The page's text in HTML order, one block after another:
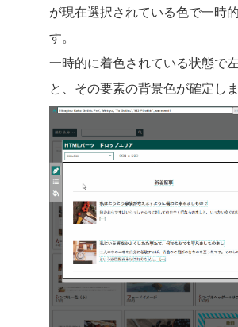
が現在選択されている色で一時
す。
一時的に着色されている状態で
と、その要素の背景色が確定しま